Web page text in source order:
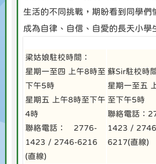
生活的不同挑戰，期盼看到同學們
成為自律、自信、自愛的長天小學
梁姑娘駐校時間：
星期一至四 上午8時至
下午5時
星期五 上午8時至下午
4時
聯絡電話： 2776-
1423 / 2746-6216
(直線)
蘇Sir駐校時
星期一至五
至下午5時
聯絡電話：
1423 /
6217(直線)